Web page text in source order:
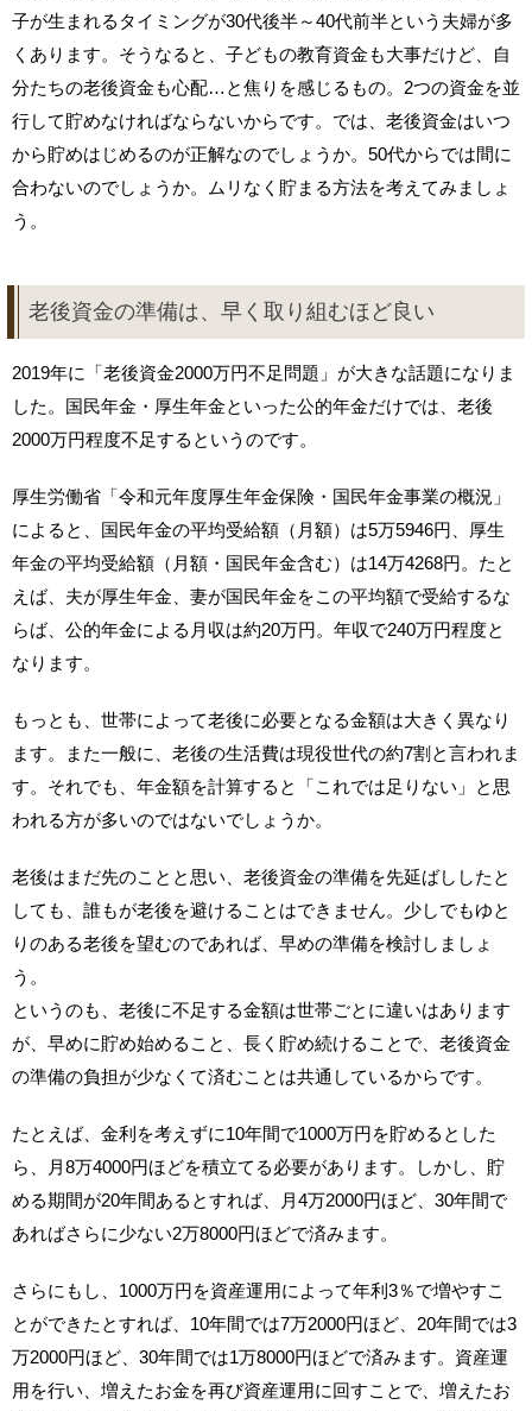
子が生まれるタイミングが30代後半～40代前半という夫婦が多
くあります。そうなると、子どもの教育資金も大事だけど、自
分たちの老後資金も心配…と焦りを感じるもの。2つの資金を並
行して貯めなければならないからです。では、老後資金はいつ
から貯めはじめるのが正解なのでしょうか。50代からでは間に
合わないのでしょうか。ムリなく貯まる方法を考えてみましょ
う。
老後資金の準備は、早く取り組むほど良い
2019年に「老後資金2000万円不足問題」が大きな話題になりま
した。国民年金・厚生年金といった公的年金だけでは、老後
2000万円程度不足するというのです。
厚生労働省「令和元年度厚生年金保険・国民年金事業の概況」
によると、国民年金の平均受給額（月額）は5万5946円、厚生
年金の平均受給額（月額・国民年金含む）は14万4268円。たと
えば、夫が厚生年金、妻が国民年金をこの平均額で受給するな
らば、公的年金による月収は約20万円。年収で240万円程度と
なります。
もっとも、世帯によって老後に必要となる金額は大きく異なり
ます。また一般に、老後の生活費は現役世代の約7割と言われま
す。それでも、年金額を計算すると「これでは足りない」と思
われる方が多いのではないでしょうか。
老後はまだ先のことと思い、老後資金の準備を先延ばししたと
しても、誰もが老後を避けることはできません。少しでもゆと
りのある老後を望むのであれば、早めの準備を検討しましょ
う。
というのも、老後に不足する金額は世帯ごとに違いはあります
が、早めに貯め始めること、長く貯め続けることで、老後資金
の準備の負担が少なくて済むことは共通しているからです。
たとえば、金利を考えずに10年間で1000万円を貯めるとした
ら、月8万4000円ほどを積立てる必要があります。しかし、貯
める期間が20年間あるとすれば、月4万2000円ほど、30年間で
あればさらに少ない2万8000円ほどで済みます。
さらにもし、1000万円を資産運用によって年利3％で増やすこ
とができたとすれば、10年間では7万2000円ほど、20年間では3
万2000円ほど、30年間では1万8000円ほどで済みます。資産運
用を行い、増えたお金を再び資産運用に回すことで、増えたお